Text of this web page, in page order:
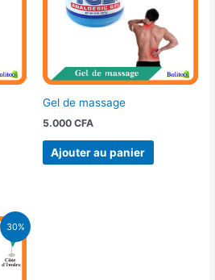
Gel de massage
5.000 CFA
Ajouter au panier
30%
CFA.